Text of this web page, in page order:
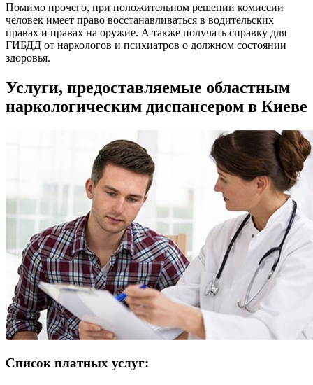
Помимо прочего, при положительном решении комиссии
человек имеет право восстанавливаться в водительских
правах и правах на оружие. А также получать справку для
ГИБДД от наркологов и психиатров о должном состоянии
здоровья.
Услуги, предоставляемые областным
наркологическим диспансером в Киеве
Список платных услуг: